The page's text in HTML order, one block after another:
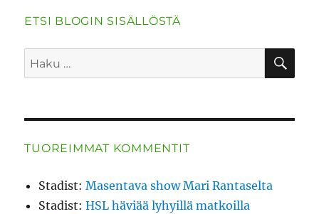
ETSI BLOGIN SISÄLLÖSTÄ
Etsi:
TUOREIMMAT KOMMENTIT
Stadist:Masentava show Mari Rantaselta
Stadist:HSL häviää lyhyillä matkoilla